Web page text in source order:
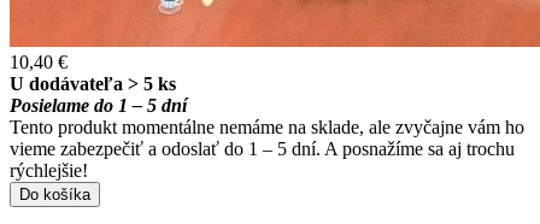
10,40 €
U dodávateľa > 5 ks
Posielame do 1 – 5 dní
Tento produkt momentálne nemáme na sklade, ale zvyčajne vám ho
vieme zabezpečiť a odoslať do 1 – 5 dní. A posnažíme sa aj trochu
rýchlejšie!
Do košíka